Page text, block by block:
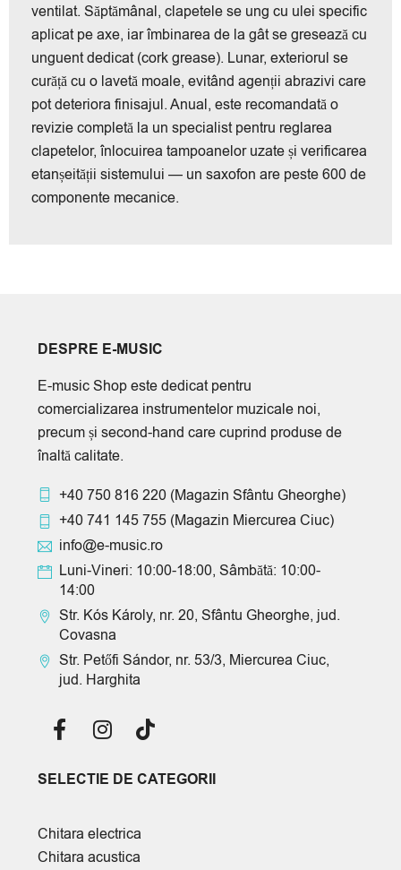
ventilat. Săptămânal, clapetele se ung cu ulei specific
aplicat pe axe, iar îmbinarea de la gât se gresează cu
unguent dedicat (cork grease). Lunar, exteriorul se
curăță cu o lavetă moale, evitând agenții abrazivi care
pot deteriora finisajul. Anual, este recomandată o
revizie completă la un specialist pentru reglarea
clapetelor, înlocuirea tampoanelor uzate și verificarea
etanșeității sistemului — un saxofon are peste 600 de
componente mecanice.
DESPRE E-MUSIC
E-music Shop este dedicat pentru
comercializarea instrumentelor muzicale noi,
precum și second-hand care cuprind produse de
înaltă calitate.
+40 750 816 220 (Magazin Sfântu Gheorghe)
+40 741 145 755 (Magazin Miercurea Ciuc)
info@e-music.ro
Luni-Vineri: 10:00-18:00, Sâmbătă: 10:00-
14:00
Str. Kós Károly, nr. 20, Sfântu Gheorghe, jud.
Covasna
Str. Petőfi Sándor, nr. 53/3, Miercurea Ciuc,
jud. Harghita
SELECTIE DE CATEGORII
Chitara electrica
Chitara acustica